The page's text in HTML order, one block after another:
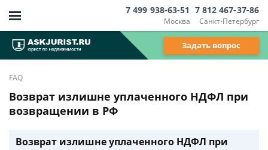
Москва
7 499 938-63-51
Санкт-Петербург
7 812 467-37-86
Задать вопрос
FAQ
Возврат излишне уплаченного НДФЛ при
возвращении в РФ
Возврат излишне уплаченного НДФЛ при